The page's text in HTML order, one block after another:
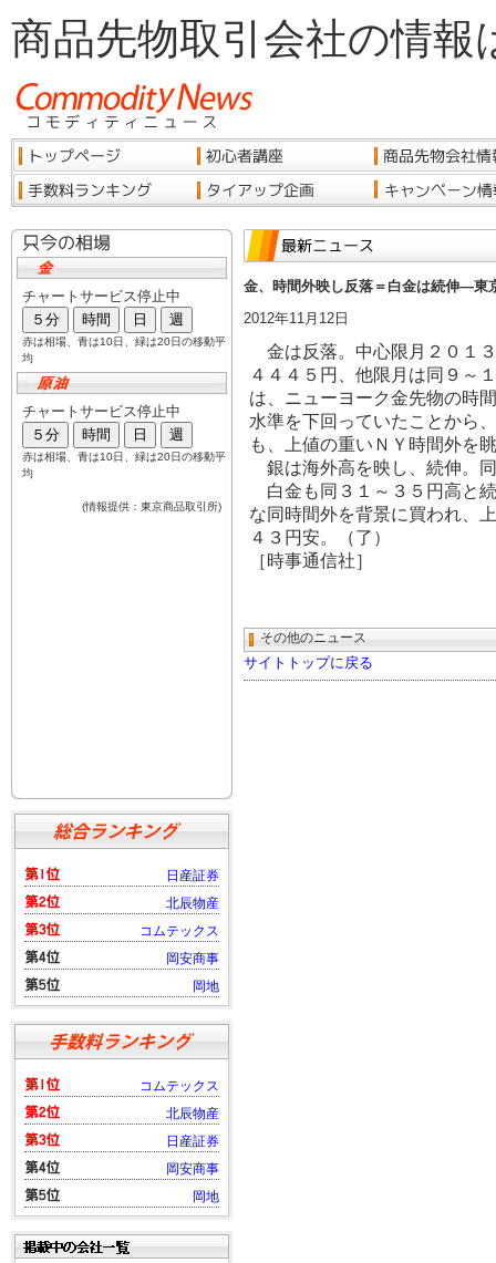
商品先物取引会社の情
金、時間外映し反落＝白金は続伸―東
2012年11月12日
金は反落。中心限月２０１
４４４５円、他限月は同９～
は、ニューヨーク金先物の時
水準を下回っていたことから
も、上値の重いＮＹ時間外を
銀は海外高を映し、続伸。
白金も同３１～３５円高と
な同時間外を背景に買われ、
４３円安。（了）
［時事通信社］
その他のニュース
サイトトップに戻る